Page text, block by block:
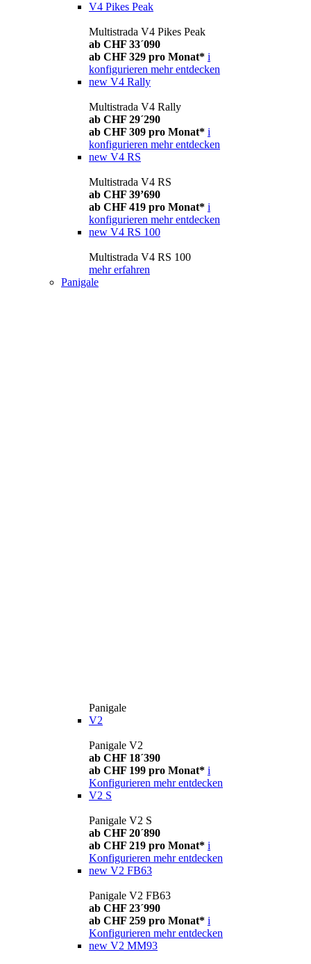
V4 Pikes Peak
Multistrada V4 Pikes Peak
ab CHF 33´090
ab CHF 329 pro Monat* i
konfigurieren mehr entdecken
new V4 Rally
Multistrada V4 Rally
ab CHF 29´290
ab CHF 309 pro Monat* i
konfigurieren mehr entdecken
new V4 RS
Multistrada V4 RS
ab CHF 39’690
ab CHF 419 pro Monat* i
konfigurieren mehr entdecken
new V4 RS 100
Multistrada V4 RS 100
mehr erfahren
Panigale
Panigale
V2
Panigale V2
ab CHF 18´390
ab CHF 199 pro Monat* i
Konfigurieren mehr entdecken
V2 S
Panigale V2 S
ab CHF 20´890
ab CHF 219 pro Monat* i
Konfigurieren mehr entdecken
new V2 FB63
Panigale V2 FB63
ab CHF 23´990
ab CHF 259 pro Monat* i
Konfigurieren mehr entdecken
new V2 MM93